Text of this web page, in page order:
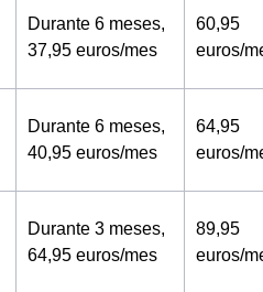
Durante 6 meses,
37,95 euros/mes
60,95
euros/
Durante 6 meses,
40,95 euros/mes
64,95
euros/
Durante 3 meses,
64,95 euros/mes
89,95
euros/